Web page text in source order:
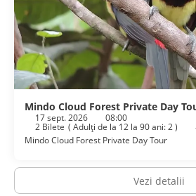
Mindo Cloud Forest Private Day
17 sept. 2026 08:00
2 Bilete ( Adulţi de la 12 la 90 ani: 2)
Mindo Cloud Forest Private Day Tour
Vezi detalii